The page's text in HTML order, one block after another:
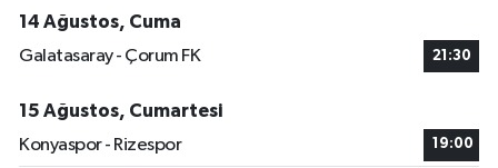
14 Ağustos, Cuma
Galatasaray - Çorum FK
21:30
15 Ağustos, Cumartesi
Konyaspor - Rizespor
19:00